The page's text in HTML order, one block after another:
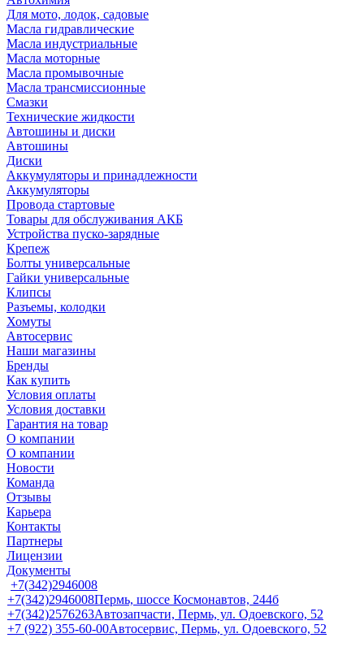
Для мото, лодок, садовые
Масла гидравлические
Масла индустриальные
Масла моторные
Масла промывочные
Масла трансмиссионные
Смазки
Технические жидкости
Автошины и диски
Автошины
Диски
Аккумуляторы и принадлежности
Аккумуляторы
Провода стартовые
Товары для обслуживания АКБ
Устройства пуско-зарядные
Крепеж
Болты универсальные
Гайки универсальные
Клипсы
Разъемы, колодки
Хомуты
Автосервис
Наши магазины
Бренды
Как купить
Условия оплаты
Условия доставки
Гарантия на товар
О компании
О компании
Новости
Команда
Отзывы
Карьера
Контакты
Партнеры
Лицензии
Документы
+7(342)2946008
+7(342)2946008Пермь, шоссе Космонавтов, 244б
+7(342)2576263Автозапчасти, Пермь, ул. Одоевского, 52
+7 (922) 355-60-00Автосервис, Пермь, ул. Одоевского, 52